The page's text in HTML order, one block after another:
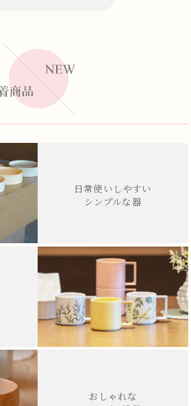
日常使いしやすい
シンプルな器
おしゃれな